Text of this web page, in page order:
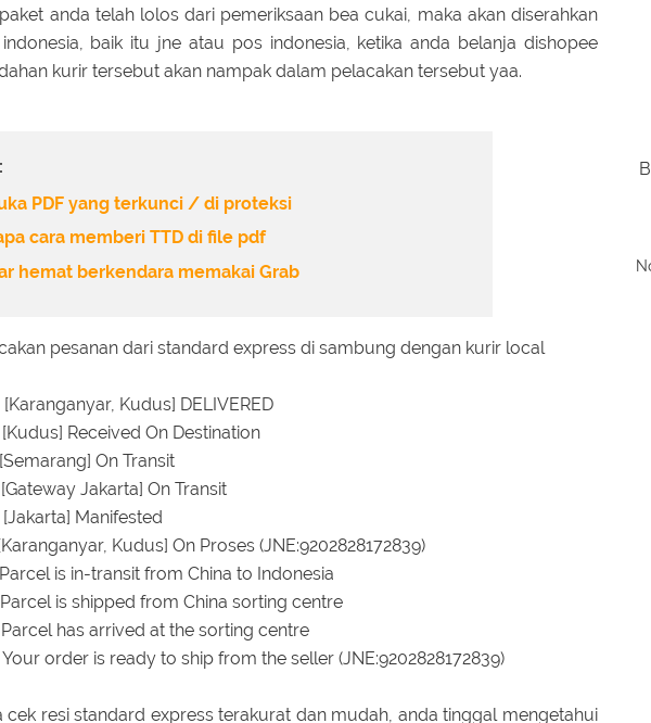
anda telah lolos dari pemeriksaan bea cukai, maka akan diserahkan
baik itu jne atau pos indonesia, ketika anda belanja dishopee
kurir tersebut akan nampak dalam pelacakan tersebut yaa.
PDF yang terkunci / di proteksi
cara memberi TTD di file pdf
hemat berkendara memakai Grab
pesanan dari standard express di sambung dengan kurir local
Kudus] DELIVERED
[Kudus] Received On Destination
On Transit
Jakarta] On Transit
[Jakarta] Manifested
Kudus] On Proses (JNE:9202828172839)
Parcel is in-transit from China to Indonesia
Parcel is shipped from China sorting centre
Parcel has arrived at the sorting centre
Your order is ready to ship from the seller (JNE:9202828172839)
cek resi standard express terakurat dan mudah, anda tinggal mengetahui